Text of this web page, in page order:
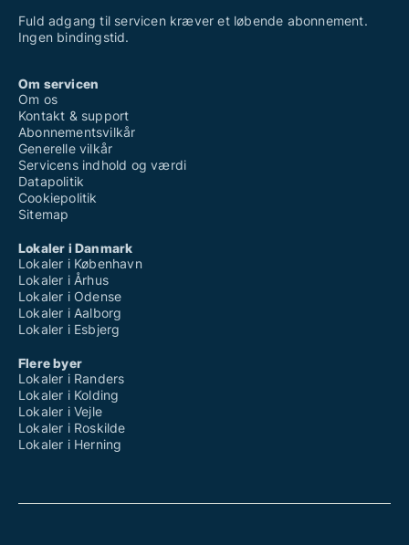
Fuld adgang til servicen kræver et løbende abonnement.
Ingen bindingstid.
Om servicen
Om os
Kontakt & support
Abonnementsvilkår
Generelle vilkår
Servicens indhold og værdi
Datapolitik
Cookiepolitik
Sitemap
Lokaler i Danmark
Lokaler i København
Lokaler i Århus
Lokaler i Odense
Lokaler i Aalborg
Lokaler i Esbjerg
Flere byer
Lokaler i Randers
Lokaler i Kolding
Lokaler i Vejle
Lokaler i Roskilde
Lokaler i Herning